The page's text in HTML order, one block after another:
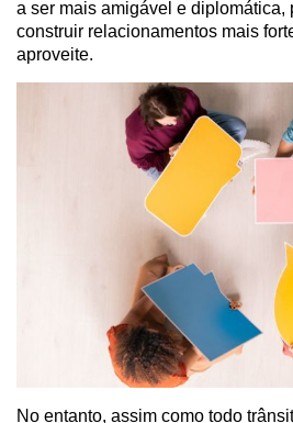
a ser mais amigável e diplomática,
construir relacionamentos mais
aproveite.
No entanto, assim como todo